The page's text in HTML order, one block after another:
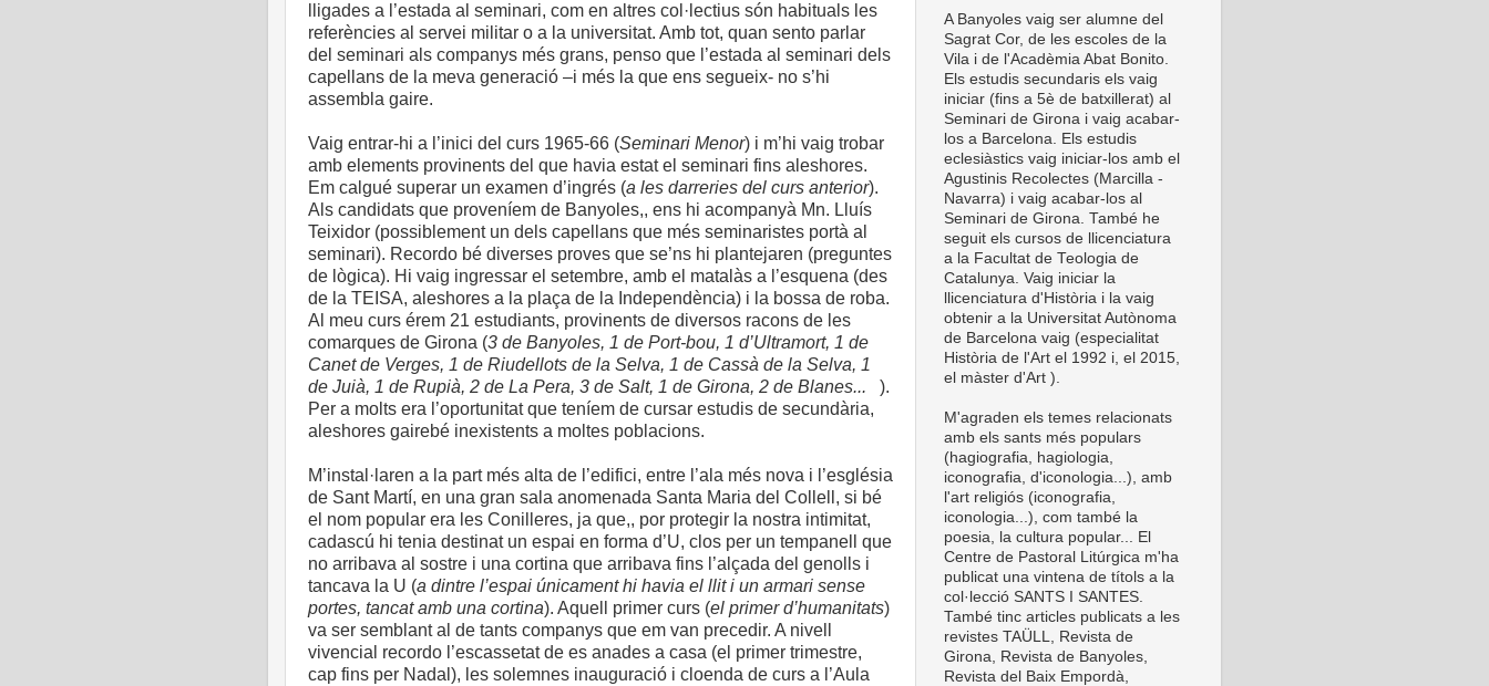
lligades a l’estada al seminari, com en altres col·lectius són habituals les
referències al servei militar o a la universitat. Amb tot, quan sento parlar
del seminari als companys més grans, penso que l’estada al seminari dels
capellans de la meva generació –i més la que ens segueix- no s’hi
assembla gaire.
Vaig entrar-hi a l’inici del curs 1965-66 (Seminari Menor) i m’hi vaig trobar
amb elements provinents del que havia estat el seminari fins aleshores.
Em calgué superar un examen d’ingrés (a les darreries del curs anterior).
Als candidats que proveníem de Banyoles,, ens hi acompanyà Mn. Lluís
Teixidor (possiblement un dels capellans que més seminaristes portà al
seminari). Recordo bé diverses proves que se’ns hi plantejaren (preguntes
de lògica). Hi vaig ingressar el setembre, amb el matalàs a l’esquena (des
de la TEISA, aleshores a la plaça de la Independència) i la bossa de roba.
Al meu curs érem 21 estudiants, provinents de diversos racons de les
comarques de Girona (3 de Banyoles, 1 de Port-bou, 1 d’Ultramort, 1 de
Canet de Verges, 1 de Riudellots de la Selva, 1 de Cassà de la Selva, 1
de Juià, 1 de Rupià, 2 de La Pera, 3 de Salt, 1 de Girona, 2 de Blanes...
).
Per a molts era l’oportunitat que teníem de cursar estudis de secundària,
aleshores gairebé inexistents a moltes poblacions.
M’instal·laren a la part més alta de l’edifici, entre l’ala més nova i l’església
de Sant Martí, en una gran sala anomenada Santa Maria del Collell, si bé
el nom popular era les Conilleres, ja que,, por protegir la nostra intimitat,
cadascú hi tenia destinat un espai en forma d’U, clos per un tempanell que
no arribava al sostre i una cortina que arribava fins l’alçada del genolls i
tancava la U (a dintre l’espai únicament hi havia el llit i un armari sense
portes, tancat amb una cortina). Aquell primer curs (el primer d’humanitats)
va ser semblant al de tants companys que em van precedir. A nivell
vivencial recordo l’escassetat de es anades a casa (el primer trimestre,
cap fins per Nadal), les solemnes inauguració i cloenda de curs a l’Aula
A Banyoles vaig ser alumne del
Sagrat Cor, de les escoles de la
Vila i de l'Acadèmia Abat Bonito.
Els estudis secundaris els vaig
iniciar (fins a 5è de batxillerat) al
Seminari de Girona i vaig acabar-
los a Barcelona. Els estudis
eclesiàstics vaig iniciar-los amb el
Agustinis Recolectes (Marcilla -
Navarra) i vaig acabar-los al
Seminari de Girona. També he
seguit els cursos de llicenciatura
a la Facultat de Teologia de
Catalunya. Vaig iniciar la
llicenciatura d'Història i la vaig
obtenir a la Universitat Autònoma
de Barcelona vaig (especialitat
Història de l'Art el 1992 i, el 2015,
el màster d'Art ).
M'agraden els temes relacionats
amb els sants més populars
(hagiografia, hagiologia,
iconografia, d'iconologia...), amb
l'art religiós (iconografia,
iconologia...), com també la
poesia, la cultura popular... El
Centre de Pastoral Litúrgica m'ha
publicat una vintena de títols a la
col·lecció SANTS I SANTES.
També tinc articles publicats a les
revistes TAÜLL, Revista de
Girona, Revista de Banyoles,
Revista del Baix Empordà,